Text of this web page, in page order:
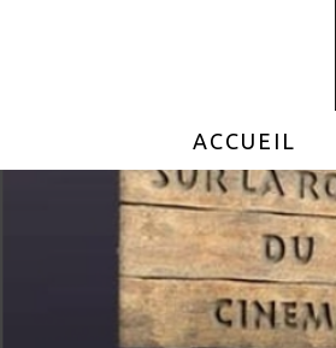
ACCUEIL